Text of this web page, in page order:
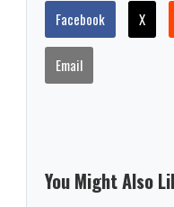
Facebook X
Email
You Might Also